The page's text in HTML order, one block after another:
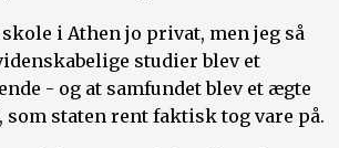
i Athen jo privat, men jeg så
studier blev et
- og at samfundet blev et ægte
som staten rent faktisk tog vare på.